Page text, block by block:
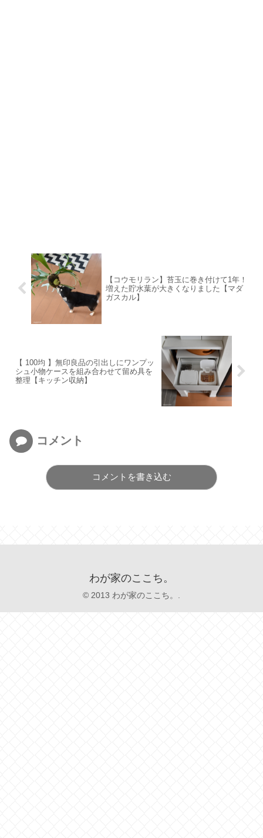
【コウモリラン】苔玉に巻き付けて1年！
増えた貯水葉が大きくなりました【マダ
ガスカル】
【 100均 】無印良品の引出しにワンプッ
シュ小物ケースを組み合わせて留め具を
整理【キッチン収納】
コメント
コメントを書き込む
わが家のここち。
© 2013 わが家のここち。.